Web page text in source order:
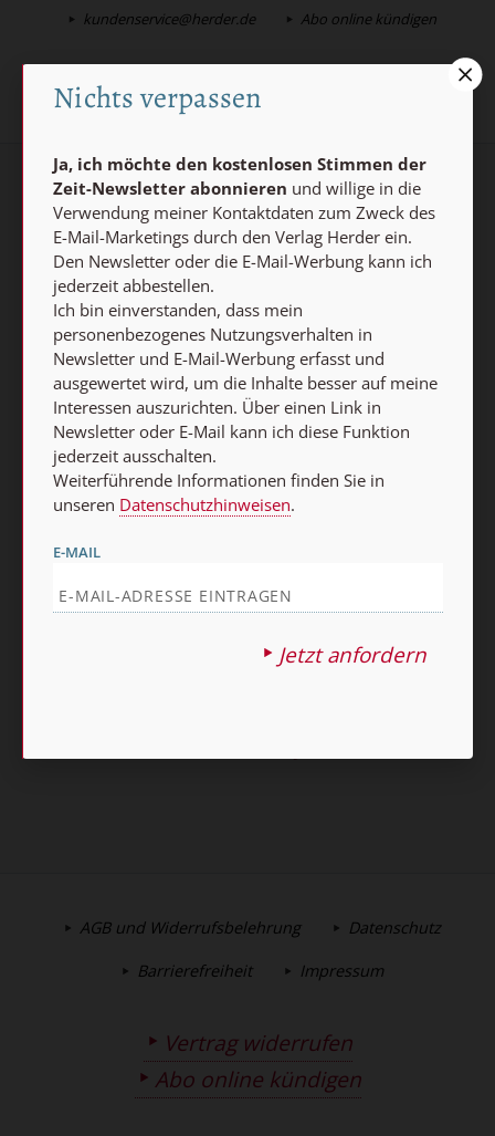
kundenservice@herder.de Abo online kündigen
Stimmen der Zeit-Newsletter
Ja, ich möchte den kostenlosen Stimmen der Zeit-
Newsletter abonnierenund willige in die Verwendung
meiner Kontaktdaten zum Zweck des E-Mail-Marketings
durch den Verlag Herder ein. Den Newsletter oder die E-
Mail-Werbung kann ich jederzeit abbestellen.
Ich bin einverstanden, dass mein personenbezogenes
Nutzungsverhalten in Newsletter und E-Mail-Werbung
erfasst und ausgewertet wird, um die Inhalte besser auf
meine Interessen auszurichten. Über einen Link in
Newsletter oder E-Mail kann ich diese Funktion jederzeit
ausschalten.
Datenschutzhinweisen.
AGB und Widerrufsbelehrung Datenschutz
Barrierefreiheit Impressum
Vertrag widerrufen
Abo online kündigen
Nichts verpassen
Ja, ich möchte den kostenlosen Stimmen der
Zeit-Newsletter abonnieren und willige in die
Verwendung meiner Kontaktdaten zum Zweck des
E-Mail-Marketings durch den Verlag Herder ein.
Den Newsletter oder die E-Mail-Werbung kann ich
jederzeit abbestellen.
Ich bin einverstanden, dass mein
personenbezogenes Nutzungsverhalten in
Newsletter und E-Mail-Werbung erfasst und
ausgewertet wird, um die Inhalte besser auf meine
Interessen auszurichten. Über einen Link in
Newsletter oder E-Mail kann ich diese Funktion
jederzeit ausschalten.
Weiterführende Informationen finden Sie in
unseren Datenschutzhinweisen.
E-MAIL
Jetzt anfordern